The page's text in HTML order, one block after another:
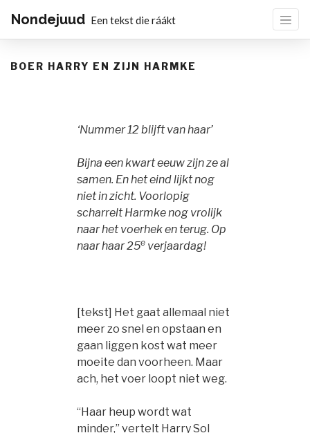
Nondejuud Een tekst die ráákt
BOER HARRY EN ZIJN HARMKE
‘Nummer 12 blijft van haar’
Bijna een kwart eeuw zijn ze al
samen. En het eind lijkt nog
niet in zicht. Voorlopig
scharrelt Harmke nog vrolijk
naar het voerhek en terug. Op
naar haar 25e verjaardag!
[tekst] Het gaat allemaal niet
meer zo snel en opstaan en
gaan liggen kost wat meer
moeite dan voorheen. Maar
ach, het voer loopt niet weg.
“Haar heup wordt wat
minder,” vertelt Harry Sol